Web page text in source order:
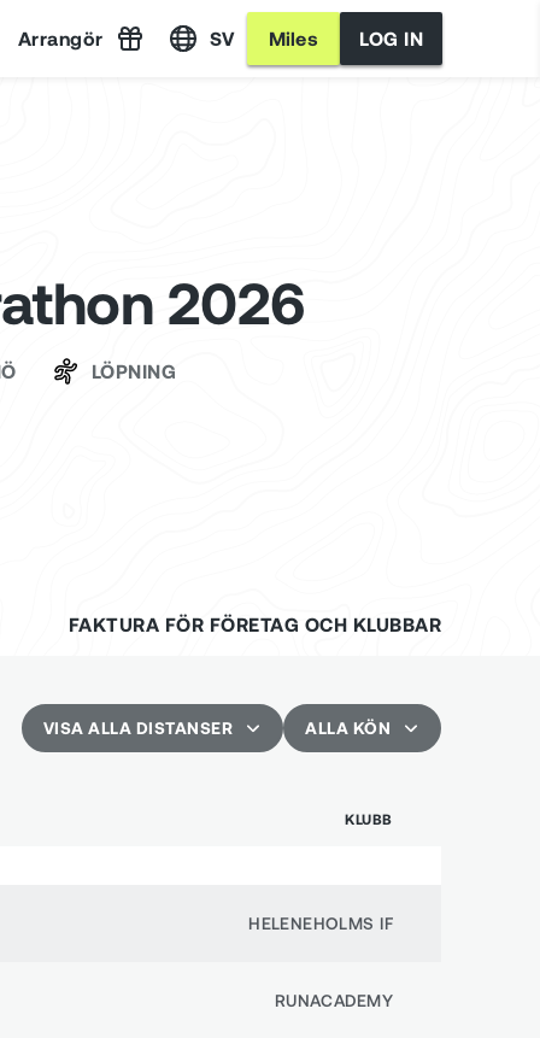
Arrangör SV Miles LOG IN
2026
LÖPNING
FAKTURA FÖR FÖRETAG OCH KLUBBAR
VISA ALLA DISTANSER ALLA KÖN
KLUBB
HELENEHOLMS IF
RUNACADEMY